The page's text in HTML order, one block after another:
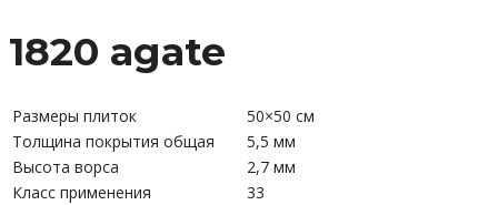
1820 agate
Размеры плиток
50×50 см
Толщина покрытия общая
5,5 мм
Высота ворса
2,7 мм
Класс применения
33